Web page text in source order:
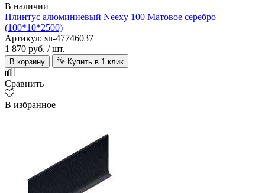
В наличии
Плинтус алюминиевый Neexy 100 Матовое серебро
(100*10*2500)
Артикул: sn-47746037
1 870 руб. / шт.
В корзину Купить в 1 клик
Сравнить
В избранное